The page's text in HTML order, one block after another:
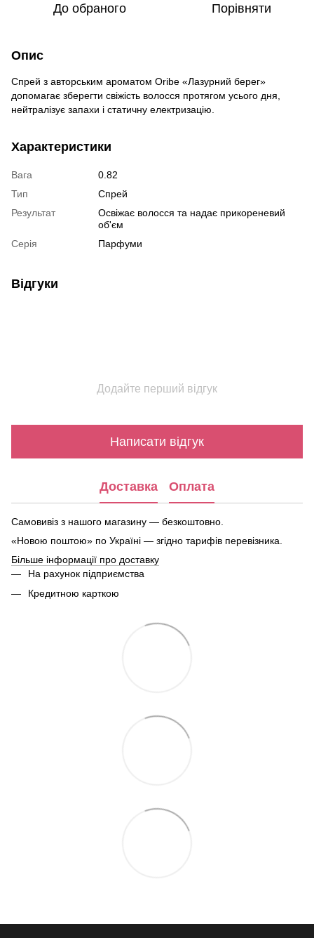
До обраного Порівняти
Опис
Спрей з авторським ароматом Oribe «Лазурний берег»
допомагає зберегти свіжість волосся протягом усього дня,
нейтралізує запахи і статичну електризацію.
Характеристики
Вага
0.82
Тип
Спрей
Результат
Освіжає волосся та надає прикореневий
об'єм
Серія
Парфуми
Відгуки
Додайте перший відгук
Написати відгук
Доставка Оплата
Самовивіз з нашого магазину — безкоштовно.
«Новою поштою» по Україні — згідно тарифів перевізника.
Більше інформації про доставку
На рахунок підприємства
Кредитною карткою